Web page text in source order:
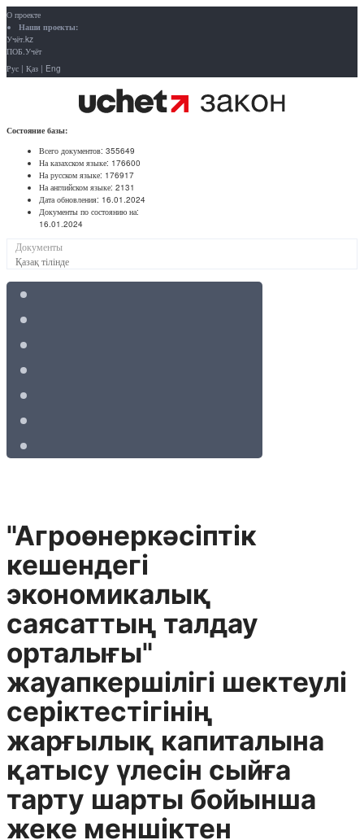
О проекте
Наши проекты:
Учёт.kz
ПОБ.Учёт
Рус | Қаз | Eng
Состояние базы:
Всего документов: 355649
На казахском языке: 176600
На русском языке: 176917
На английском языке: 2131
Дата обновления: 16.01.2024
Документы по состоянию на:
16.01.2024
Документы
Қазақ тілінде
"Агроөнеркәсіптік
кешендегі
экономикалық
саясаттың талдау
орталығы"
жауапкершілігі шектеулі
серіктестігінің
жарғылық капиталына
қатысу үлесін cыйға
тарту шарты бойынша
жеке меншіктен